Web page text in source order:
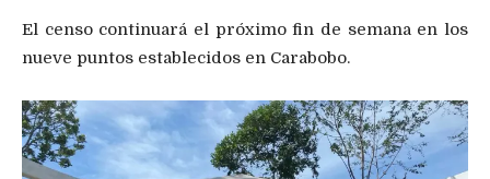
El censo continuará el próximo fin de semana en los
nueve puntos establecidos en Carabobo.